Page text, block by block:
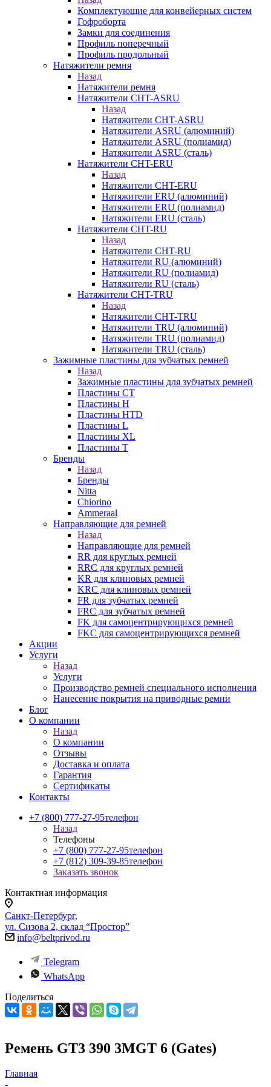
Комплектующие для конвейерных систем
Гофроборта
Замки для соединения
Профиль поперечный
Профиль продольный
Натяжители ремня
Назад
Натяжители ремня
Натяжители CHT-ASRU
Назад
Натяжители CHT-ASRU
Натяжители ASRU (алюминий)
Натяжители ASRU (полиамид)
Натяжители ASRU (сталь)
Натяжители CHT-ERU
Назад
Натяжители CHT-ERU
Натяжители ERU (алюминий)
Натяжители ERU (полиамид)
Натяжители ERU (сталь)
Натяжители CHT-RU
Назад
Натяжители CHT-RU
Натяжители RU (алюминий)
Натяжители RU (полиамид)
Натяжители RU (сталь)
Натяжители CHT-TRU
Назад
Натяжители CHT-TRU
Натяжители TRU (алюминий)
Натяжители TRU (полиамид)
Натяжители TRU (сталь)
Зажимные пластины для зубчатых ремней
Назад
Зажимные пластины для зубчатых ремней
Пластины CT
Пластины H
Пластины HTD
Пластины L
Пластины XL
Пластины T
Бренды
Назад
Бренды
Nitta
Chiorino
Ammeraal
Направляющие для ремней
Назад
Направляющие для ремней
RR для круглых ремней
RRC для круглых ремней
KR для клиновых ремней
KRC для клиновых ремней
FR для зубчатых ремней
FRC для зубчатых ремней
FK для самоцентрирующихся ремней
FKC для самоцентрирующихся ремней
Акции
Услуги
Назад
Услуги
Производство ремней специального исполнения
Нанесение покрытия на приводные ремни
Блог
О компании
Назад
О компании
Отзывы
Доставка и оплата
Гарантия
Сертификаты
Контакты
+7 (800) 777-27-95телефон
Назад
Телефоны
+7 (800) 777-27-95телефон
+7 (812) 309-39-85телефон
Заказать звонок
Контактная информация
Санкт-Петербург,
ул. Сизова 2, склад “Простор”
info@beltprivod.ru
Telegram
WhatsApp
Поделиться
Ремень GT3 390 3MGT 6 (Gates)
Главная
-